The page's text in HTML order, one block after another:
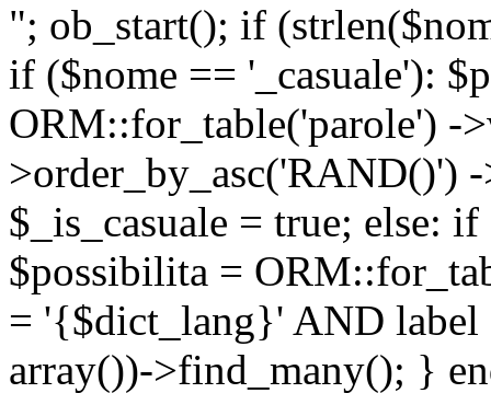
"; ob_start(); if
if ($nome == '_casuale'):
ORM::for_table('parole') -
>order_by_asc('RAND()')
$_is_casuale = true; else:
$possibilita =
= '{$dict_lang}' AND
array())->find_many(); }